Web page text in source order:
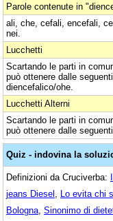
Parole contenute in
ali, che, cefali, encefali,
nei.
Lucchetti
Scartando le parti in
può ottenere dalle
diencefalico/ohe.
Lucchetti Alterni
Scartando le parti in
può ottenere dalle
Quiz - indovina la
Definizioni da Cruciverba:
jeans Diesel
Lo evita chi
Bologna Sinonimo di